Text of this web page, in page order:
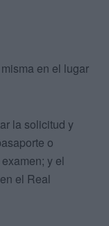
en el lugar
la solicitud y
o
y el
el Real